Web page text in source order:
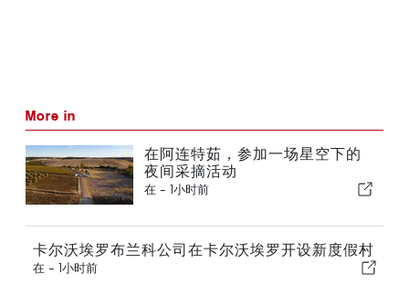
More in
在阿连特茹，参加一场星空下的
夜间采摘活动
在 - 1小时前
卡尔沃埃罗布兰科公司在卡尔沃埃罗开设新度假村
在 - 1小时前